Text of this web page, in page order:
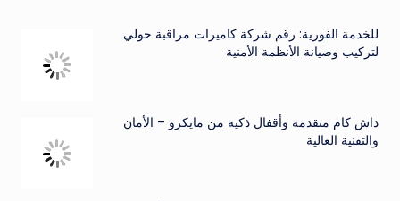
للخدمة الفورية: رقم شركة كاميرات مراقبة حولي
لتركيب وصيانة الأنظمة الأمنية
داش كام متقدمة وأقفال ذكية من مايكرو – الأمان
والتقنية العالية